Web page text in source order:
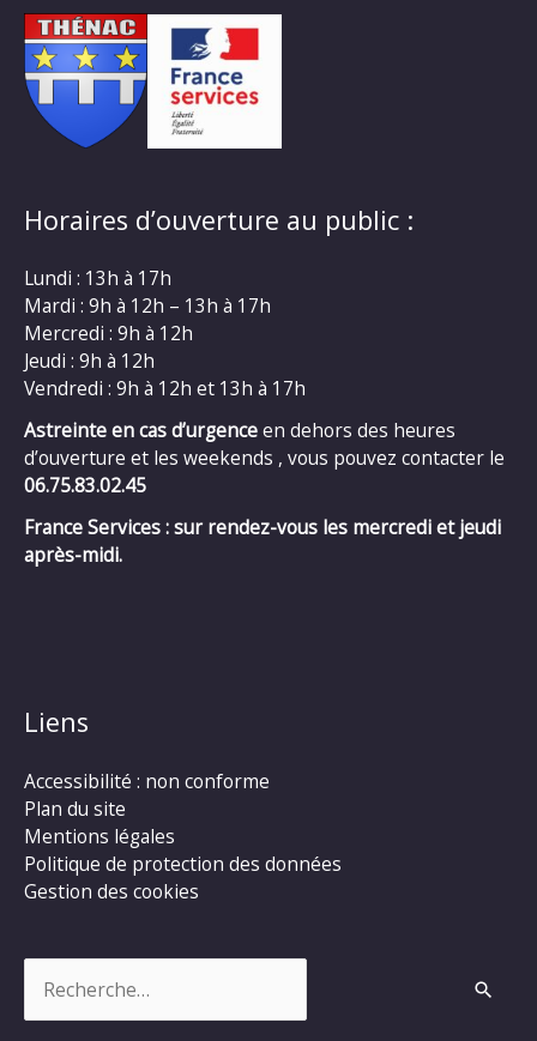
Horaires d’ouverture au public :
Lundi : 13h à 17h
Mardi : 9h à 12h – 13h à 17h
Mercredi : 9h à 12h
Jeudi : 9h à 12h
Vendredi : 9h à 12h et 13h à 17h
Astreinte en cas d’urgenceen dehors des heures
d’ouverture et les weekends , vous pouvez contacter le
06.75.83.02.45
France Services : sur rendez-vous les mercredi et jeudi
après-midi.
Liens
Accessibilité : non conforme
Plan du site
Mentions légales
Politique de protection des données
Gestion des cookies